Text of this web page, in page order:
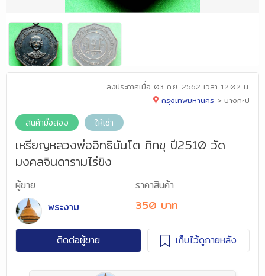
ลงประกาศเมื่อ 03 ก.ย. 2562 เวลา 12:02 น.
กรุงเทพมหานคร > บางกะปิ
สินค้ามือสอง ให้เช่า
เหรียญหลวงพ่ออิทธิมันโต ภิกขุ ปี2510 วัด
มงคลจินดารามไร่ขิง
ผู้ขาย
พระงาม
ราคาสินค้า
350 บาท
ติดต่อผู้ขาย เก็บไว้ดูภายหลัง